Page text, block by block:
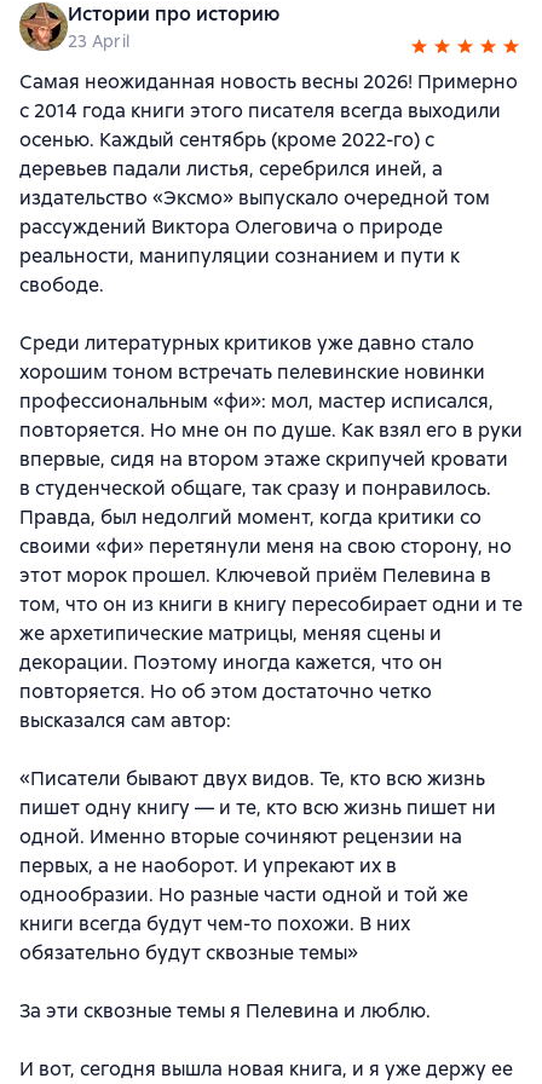
Истории про историю
23 April
Самая неожиданная новость весны 2026! Примерно
с 2014 года книги этого писателя всегда выходили
осенью. Каждый сентябрь (кроме 2022-го) с
деревьев падали листья, серебрился иней, а
издательство «Эксмо» выпускало очередной том
рассуждений Виктора Олеговича о природе
реальности, манипуляции сознанием и пути к
свободе.
Среди литературных критиков уже давно стало
хорошим тоном встречать пелевинские новинки
профессиональным «фи»: мол, мастер исписался,
повторяется. Но мне он по душе. Как взял его в руки
впервые, сидя на втором этаже скрипучей кровати
в студенческой общаге, так сразу и понравилось.
Правда, был недолгий момент, когда критики со
своими «фи» перетянули меня на свою сторону, но
этот морок прошел. Ключевой приём Пелевина в
том, что он из книги в книгу пересобирает одни и те
же архетипические матрицы, меняя сцены и
декорации. Поэтому иногда кажется, что он
повторяется. Но об этом достаточно четко
высказался сам автор:
«Писатели бывают двух видов. Те, кто всю жизнь
пишет одну книгу — и те, кто всю жизнь пишет ни
одной. Именно вторые сочиняют рецензии на
первых, а не наоборот. И упрекают их в
однообразии. Но разные части одной и той же
книги всегда будут чем-то похожи. В них
обязательно будут сквозные темы»
За эти сквозные темы я Пелевина и люблю.
И вот, сегодня вышла новая книга, и я уже держу ее